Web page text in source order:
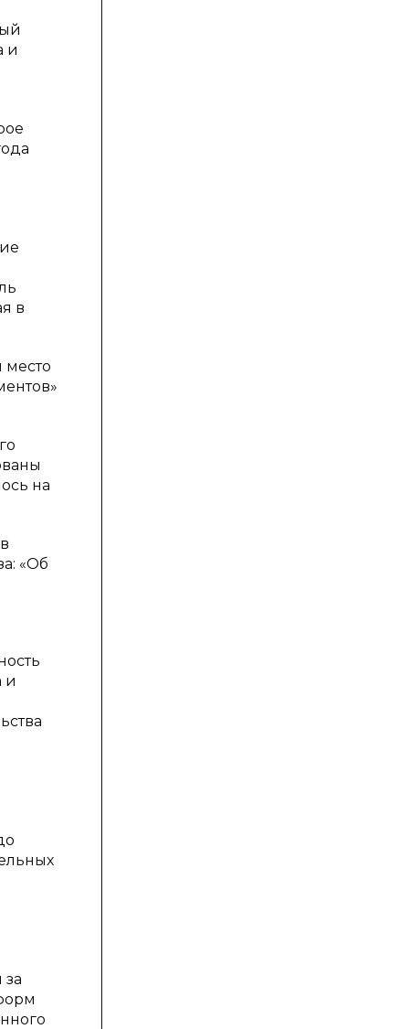
и
в
место
на
«Об
и
за